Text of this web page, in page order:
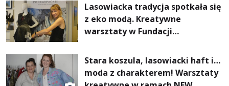
Lasowiacka tradycja spotkała się
z eko modą. Kreatywne
warsztaty w Fundacji
Stara koszula, lasowiacki haft i…
moda z charakterem! Warsztaty